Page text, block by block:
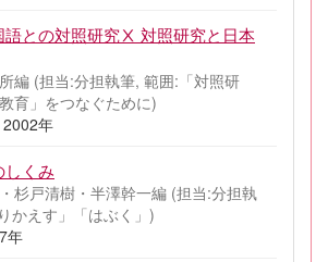
語との対照研究Ⅹ 対照研究と日本
編 (担当:分担執筆, 範囲:「対照研
育」をつなぐために)
2002年
くみ
杉戸清樹・半澤幹一編 (担当:分担執
かえす」「はぶく」)
年